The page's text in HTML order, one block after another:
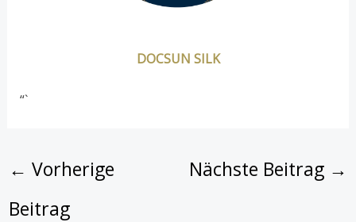
DOCSUN SILK
“`
← Vorherige
Beitrag
Nächste Beitrag →